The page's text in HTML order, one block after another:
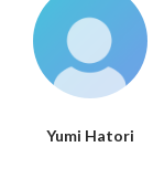
Yumi Hatori